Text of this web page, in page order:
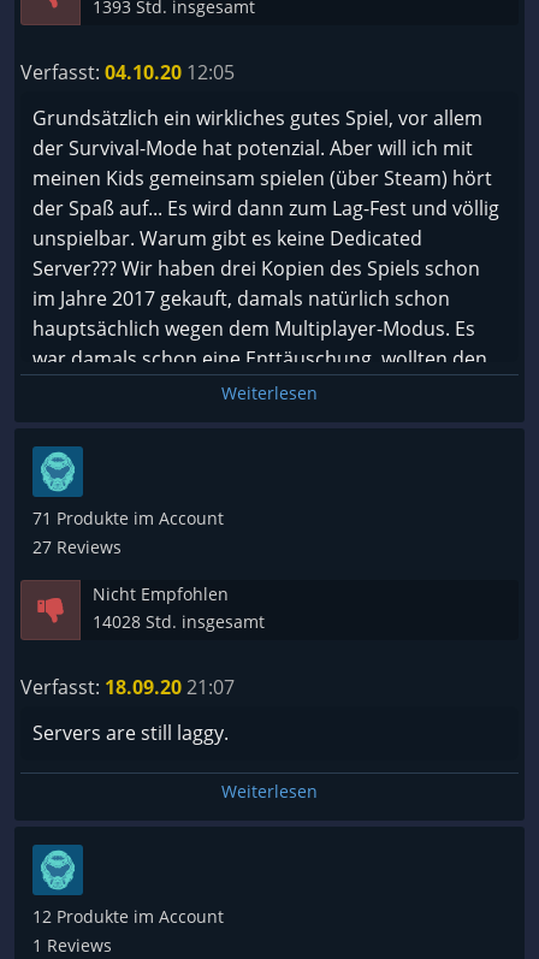
1393 Std. insgesamt
Verfasst: 04.10.20 12:05
Grundsätzlich ein wirkliches gutes Spiel, vor allem
der Survival-Mode hat potenzial. Aber will ich mit
meinen Kids gemeinsam spielen (über Steam) hört
der Spaß auf... Es wird dann zum Lag-Fest und völlig
unspielbar. Warum gibt es keine Dedicated
Server??? Wir haben drei Kopien des Spiels schon
im Jahre 2017 gekauft, damals natürlich schon
hauptsächlich wegen dem Multiplayer-Modus. Es
war damals schon eine Enttäuschung, wollten den
Entwickler aber weiter supporten und haben
einfach gewartet, ein spielbarer MP-Modus musste
doch irgendwann kommen. Aber Pustekuchen, auf
das wichtigste Element warten wir seit 3 Jahren
immer noch vergeblich. Armutszeugnis...
Weiterlesen
71 Produkte im Account
27 Reviews
Nicht Empfohlen
14028 Std. insgesamt
Verfasst: 18.09.2021:07
Servers are still laggy.
Weiterlesen
12 Produkte im Account
1 Reviews